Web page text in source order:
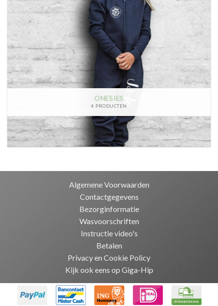
ONESIES
4 PRODUCTEN
Algemene Voorwaarden
Contactgegevens
Bezorginformatie
Wasvoorschriften
Instructie video's
Betalen
Privacy en Cookie Policy
Kijk ook eens op Giga-Hip